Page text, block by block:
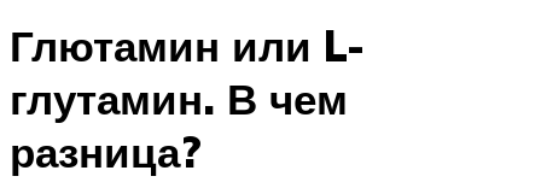
Глютамин или L-
глутамин. В чем
разница?